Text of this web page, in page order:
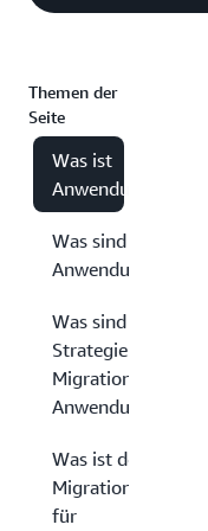
Themen der
Seite
Was ist
Was sind die
Was sind
Strategien zur
Migration von
Anwendungen?
Was ist der
Migrationsprozess
für